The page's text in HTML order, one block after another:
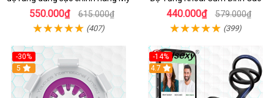
550.000₫ 615.000₫
(407)
440.000₫ 579.000₫
(399)
-30%
5
-14%
4.7